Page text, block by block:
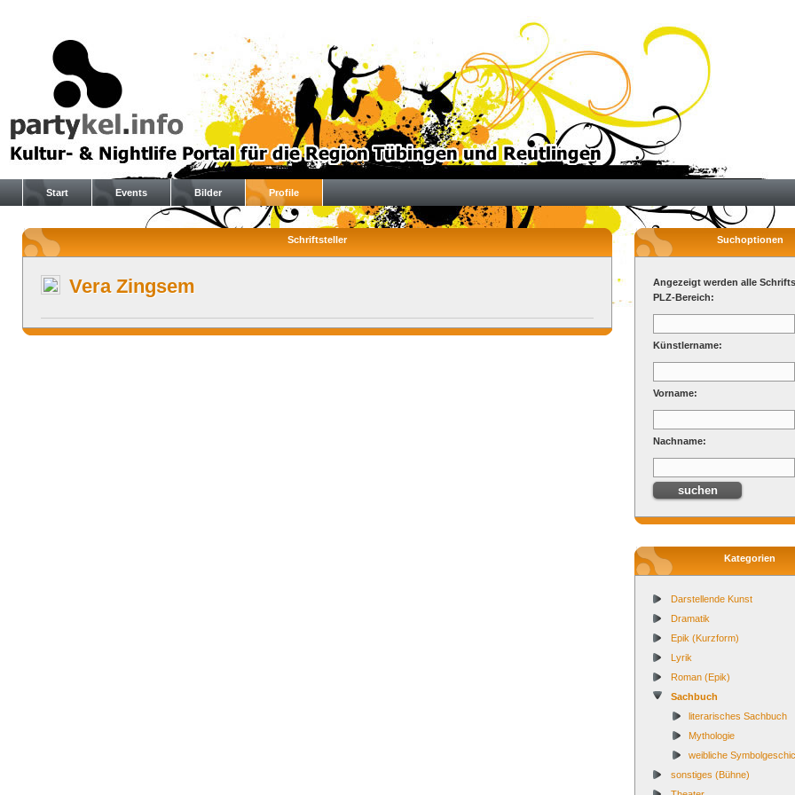
Start Events Bilder Profile
Schriftsteller
Vera Zingsem
Suchoptionen
Angezeigt werden alle
PLZ-Bereich:
Künstlername:
Vorname:
Nachname:
Kategorien
Darstellende Kunst
Dramatik
Epik (Kurzform)
Lyrik
Roman (Epik)
Sachbuch
literarisches Sachbuch
Mythologie
weibliche
sonstiges (Bühne)